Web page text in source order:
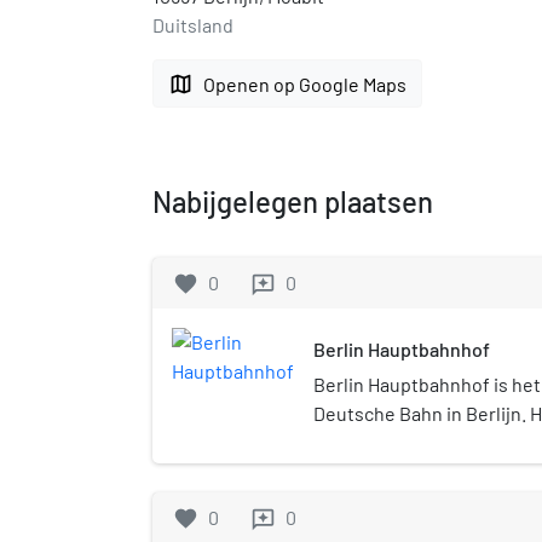
Duitsland
map Openen op Google Maps
Nabijgelegen plaatsen
favorite 0 reviews 0
Berlin Hauptbahnhof
Berlin Hauptbahnhof is
Deutsche Bahn in Berlijn.
geopend. Het station is
favorite 0 reviews 0